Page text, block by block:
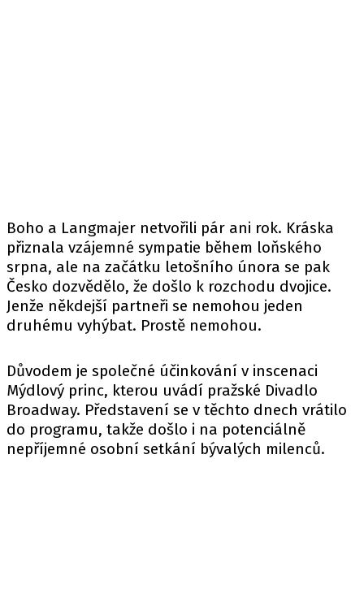
Boho a Langmajer netvořili pár ani rok. Kráska
přiznala vzájemné sympatie během loňského
srpna, ale na začátku letošního února se pak
Česko dozvědělo, že došlo k rozchodu dvojice.
Jenže někdejší partneři se nemohou jeden
druhému vyhýbat. Prostě nemohou.
Důvodem je společné účinkování v inscenaci
Mýdlový princ, kterou uvádí pražské Divadlo
Broadway. Představení se v těchto dnech vrátilo
do programu, takže došlo i na potenciálně
nepříjemné osobní setkání bývalých milenců.